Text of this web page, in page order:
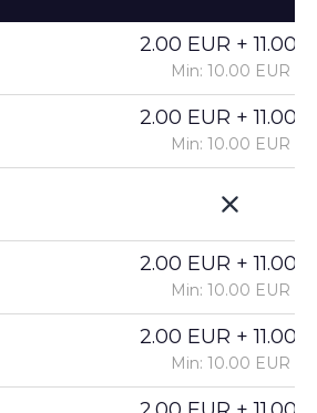
2.00 EUR +
Min: 10.00 EUR
2.00 EUR +
Min: 10.00 EUR
2.00 EUR +
Min: 10.00 EUR
2.00 EUR +
Min: 10.00 EUR